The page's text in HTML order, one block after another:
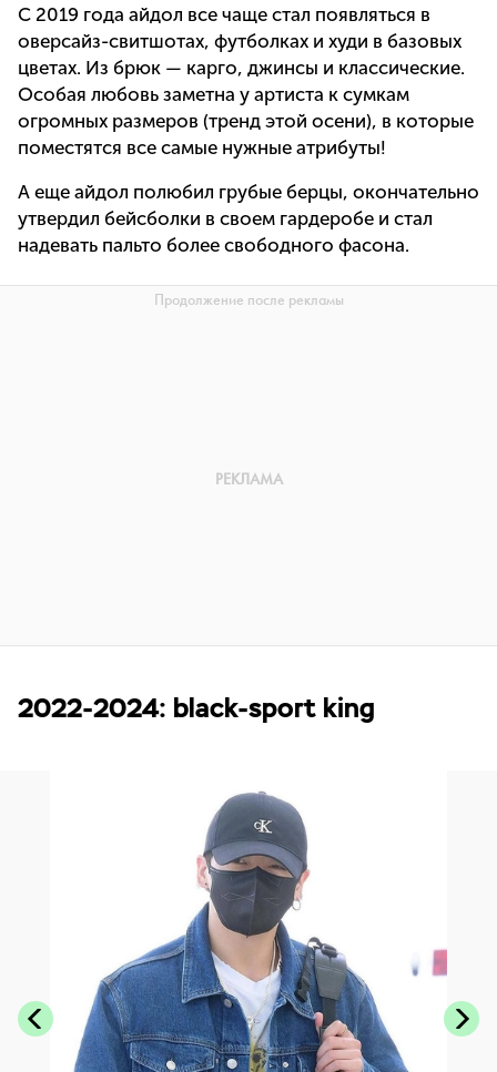
С 2019 года айдол все чаще стал появляться в
оверсайз-свитшотах, футболках и худи в базовых
цветах. Из брюк — карго, джинсы и классические.
Особая любовь заметна у артиста к сумкам
огромных размеров (тренд этой осени), в которые
поместятся все самые нужные атрибуты!
А еще айдол полюбил грубые берцы, окончательно
утвердил бейсболки в своем гардеробе и стал
надевать пальто более свободного фасона.
2022-2024: black-sport king